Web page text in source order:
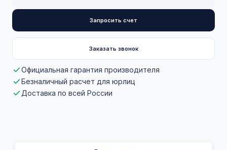
Запросить счет
Заказать звонок
Официальная гарантия производителя
Безналичный расчет для юрлиц
Доставка по всей России